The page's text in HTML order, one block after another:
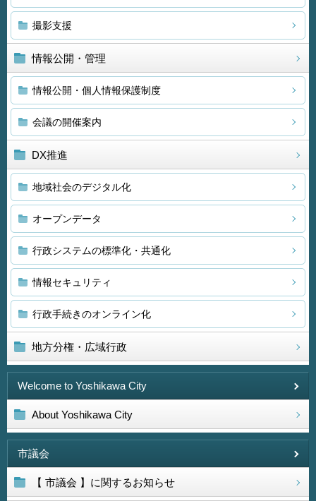
撮影支援
情報公開・管理
情報公開・個人情報保護制度
会議の開催案内
DX推進
地域社会のデジタル化
オープンデータ
行政システムの標準化・共通化
情報セキュリティ
行政手続きのオンライン化
地方分権・広域行政
Welcome to Yoshikawa City
About Yoshikawa City
市議会
【 市議会 】に関するお知らせ